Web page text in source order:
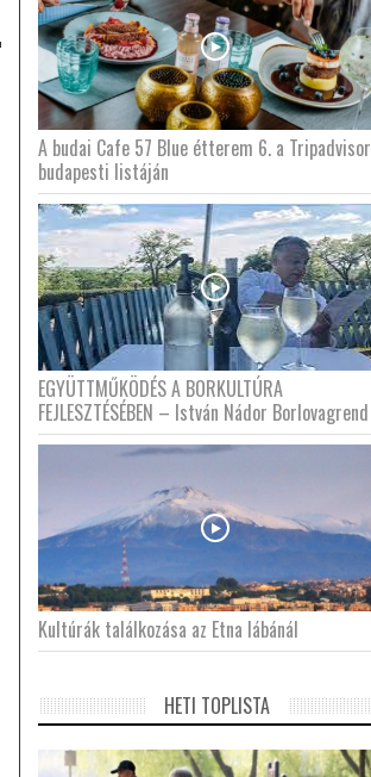
A budai Cafe 57 Blue étterem 6. a Tripadvisor
budapesti listáján
EGYÜTTMŰKÖDÉS A BORKULTÚRA
FEJLESZTÉSÉBEN – István Nádor Borlovagrend
Kultúrák találkozása az Etna lábánál
HETI TOPLISTA